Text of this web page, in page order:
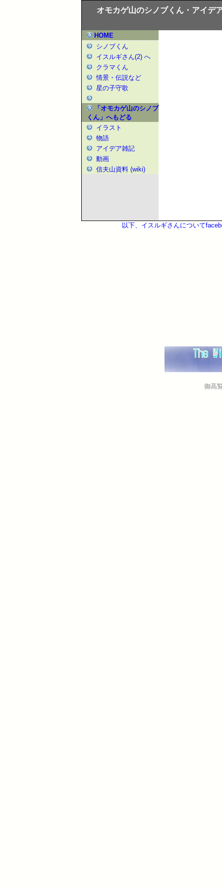
オモカゲ山のシノブくん・アイデ
HOME
シノブくん
イスルギさん(2) へ
クラマくん
情景・伝説など
星の子守歌
「オモカゲ山のシノブ
くん」へもどる
イラスト
物語
アイデア雑記
動画
信夫山資料 (wiki)
以下、イスルギさんについて
御高覧